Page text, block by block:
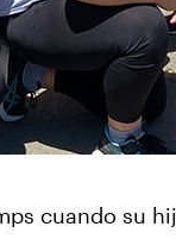
cuando su